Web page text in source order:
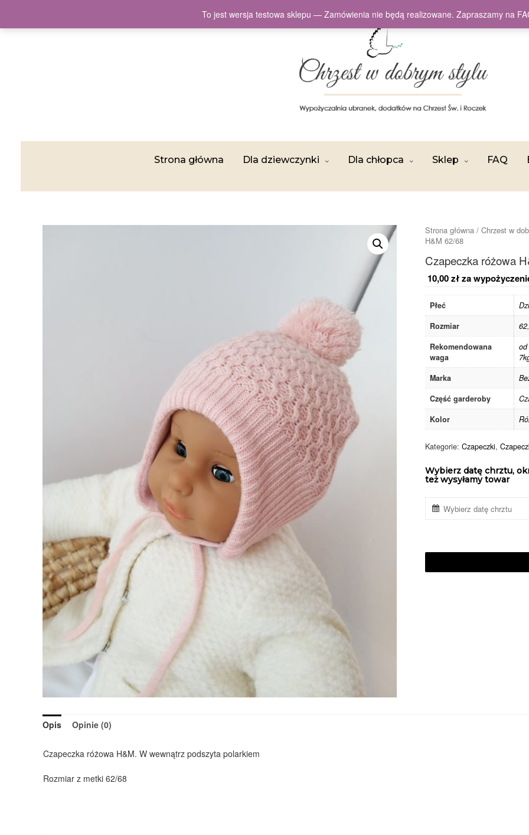
Strona główna Dla dziewczynki Dla chłopca Sklep FAQ
Strona główna / Chrzest w
H&M 62/68
Czapeczka różowa
10,00złza
Wybierz datę chrztu,
też wysyłamy towar
Płeć
Rozmiar
62,
Rekomendowana
waga
Marka
Część garderoby
Kolor
Kategorie: Czapeczki,
Opis Opinie (0)
Czapeczka różowa H&M. W wewnątrz podszyta polarkiem
Rozmiar z metki 62/68
To jest wersja testowa sklepu — Zamówienia nie będą realizowane. Zapraszamy na